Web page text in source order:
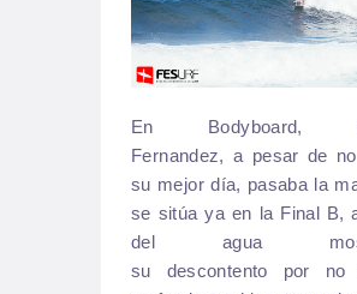
En Bodyboard,
Fernandez, a pesar de
su mejor día, pasaba la
se sitúa ya en la Final B,
del agua
su descontento por no